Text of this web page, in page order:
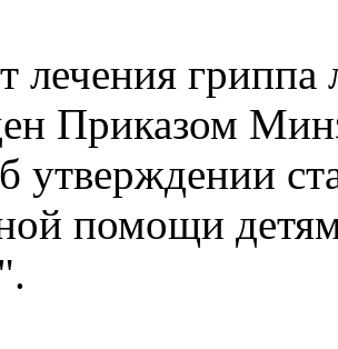
лечения гриппа
Приказом
утверждении
помощи